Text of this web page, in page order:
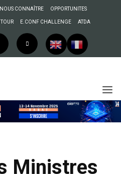
NOUS CONNAÎTRE OPPORTUNITES
E.CONF CHALLENGE ATDA
Ministres